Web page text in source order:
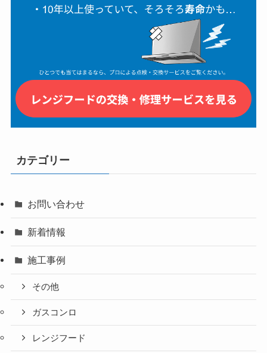
カテゴリー
お問い合わせ
新着情報
施工事例
その他
ガスコンロ
レンジフード